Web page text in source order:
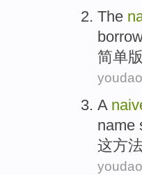
The
简单
youdao
A
name
这方
youdao